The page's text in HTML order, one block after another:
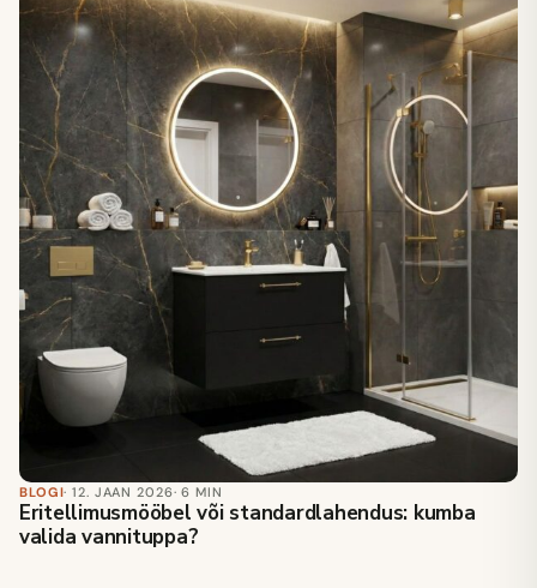
BLOGI· 12. JAAN 2026· 6 MIN
Eritellimusmööbel või standardlahendus: kumba
valida vannituppa?